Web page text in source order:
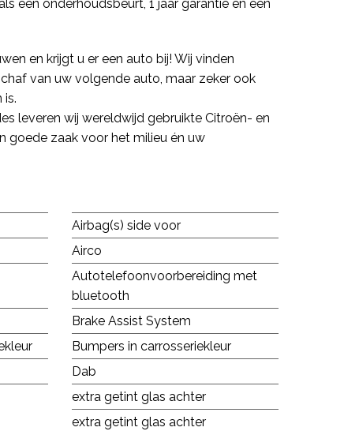
een onderhoudsbeurt, 1 jaar garantie en een
en krijgt u er een auto bij! Wij vinden
van uw volgende auto, maar zeker ook
is.
leveren wij wereldwijd gebruikte Citroën- en
goede zaak voor het milieu én uw
Airbag(s) side voor
Airco
Autotelefoonvoorbereiding met
bluetooth
Brake Assist System
Bumpers in carrosseriekleur
Dab
extra getint glas achter
extra getint glas achter